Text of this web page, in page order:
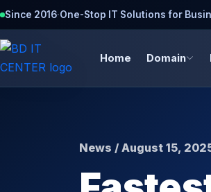
Since 2016·One-Stop IT Solutions for
Home Domain
News / August 15,